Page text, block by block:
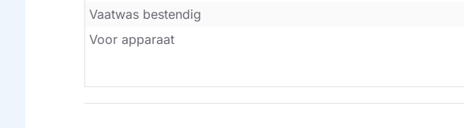
Vaatwas bestendig
Voor apparaat